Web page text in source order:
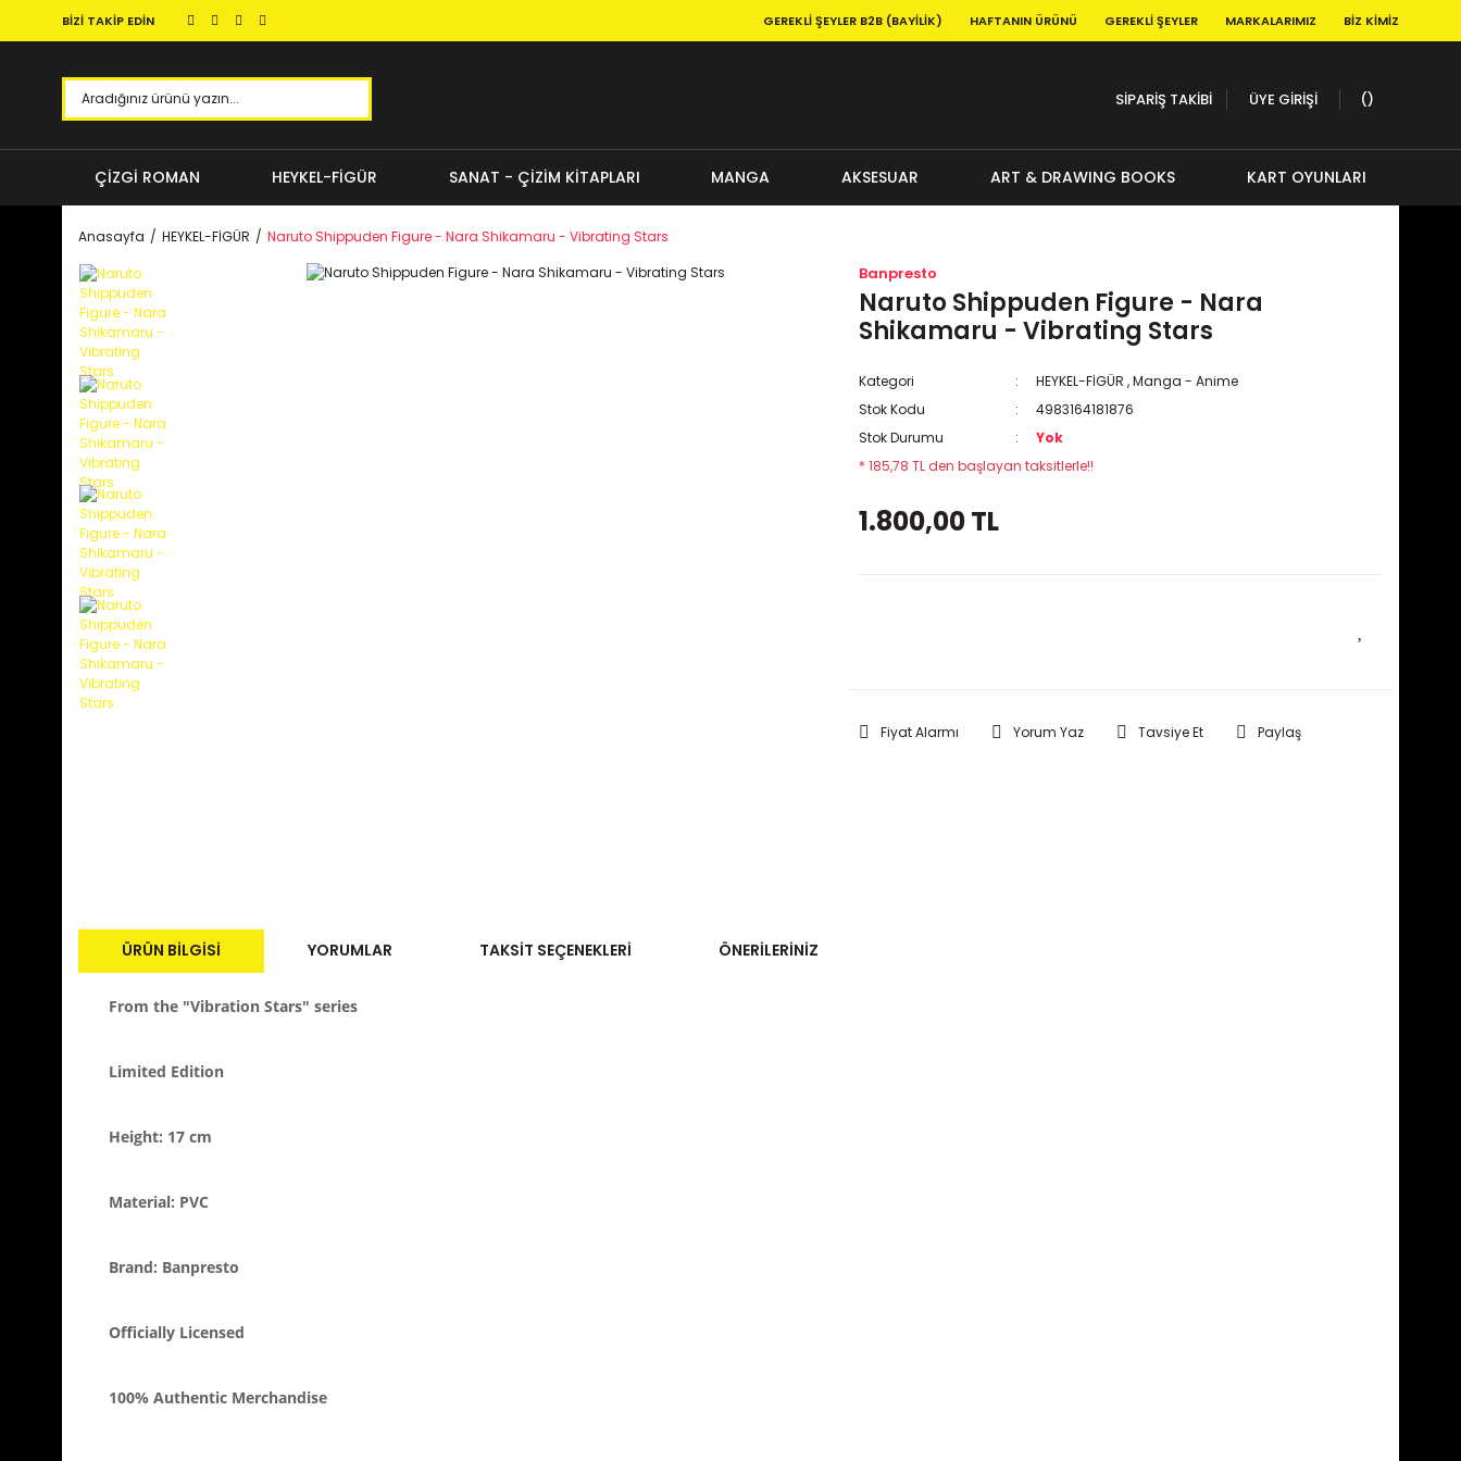
BİZİ TAKİP EDİN GEREKLI ŞEYLER B2B (BAYILIK) HAFTANIN ÜRÜNÜ GEREKLI ŞEYLER MARKALARIMIZ BIZ KIMIZ
SİPARİŞ TAKİBİ ÜYE GİRİŞİ
ÇİZGİ ROMAN HEYKEL-FİGÜR SANAT - ÇİZİM KİTAPLARI MANGA AKSESUAR ART & DRAWING BOOKS KART OYUNLARI
Anasayfa HEYKEL-FİGÜR Naruto Shippuden Figure - Nara Shikamaru - Vibrating Stars
Banpresto
Naruto Shippuden Figure - Nara
Shikamaru - Vibrating Stars
Kategori HEYKEL-FİGÜR ,Manga - Anime
Stok Kodu
4983164181876
Stok Durumu
Yok
* 185,78 TL den başlayan taksitlerle!!
1.800,00 TL
Fiyat Alarmı Yorum Yaz Tavsiye Et Paylaş
ÜRÜN BILGISI YORUMLAR TAKSIT SEÇENEKLERI ÖNERILERINIZ
From the "Vibration Stars" series
Limited Edition
Height: 17 cm
Material: PVC
Brand: Banpresto
Officially Licensed
100% Authentic Merchandise